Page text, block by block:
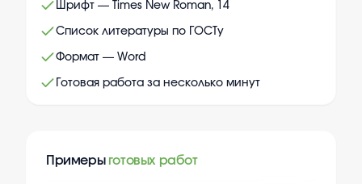
Шрифт — Times New Roman, 14
Список литературы по ГОСТу
Формат — Word
Готовая работа за несколько минут
Примеры готовых работ